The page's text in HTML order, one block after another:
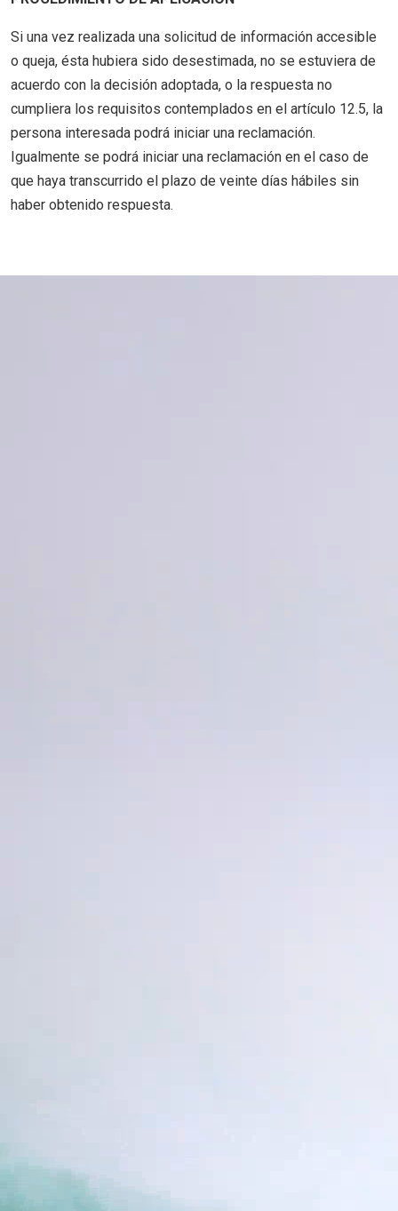
Si una vez realizada una solicitud de información accesible
o queja, ésta hubiera sido desestimada, no se estuviera de
acuerdo con la decisión adoptada, o la respuesta no
cumpliera los requisitos contemplados en el artículo 12.5, la
persona interesada podrá iniciar una reclamación.
Igualmente se podrá iniciar una reclamación en el caso de
que haya transcurrido el plazo de veinte días hábiles sin
haber obtenido respuesta.